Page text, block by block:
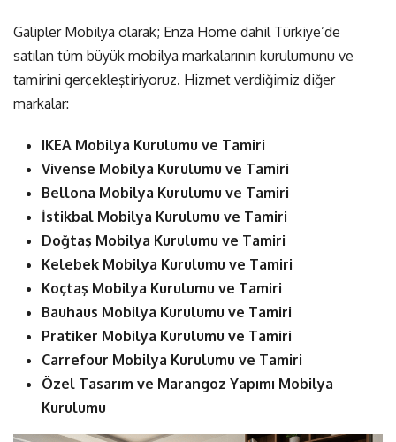
Galipler Mobilya olarak; Enza Home dahil Türkiye’de
satılan tüm büyük mobilya markalarının kurulumunu ve
tamirini gerçekleştiriyoruz. Hizmet verdiğimiz diğer
markalar:
IKEA Mobilya Kurulumu ve Tamiri
Vivense Mobilya Kurulumu ve Tamiri
Bellona Mobilya Kurulumu ve Tamiri
İstikbal Mobilya Kurulumu ve Tamiri
Doğtaş Mobilya Kurulumu ve Tamiri
Kelebek Mobilya Kurulumu ve Tamiri
Koçtaş Mobilya Kurulumu ve Tamiri
Bauhaus Mobilya Kurulumu ve Tamiri
Pratiker Mobilya Kurulumu ve Tamiri
Carrefour Mobilya Kurulumu ve Tamiri
Özel Tasarım ve Marangoz Yapımı Mobilya
Kurulumu